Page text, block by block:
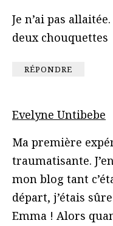
Je n’ai pas
deux chouquettes
RÉPONDRE
Evelyne Untibebe
Ma première
traumatisante.
mon blog tant
départ, j’étais
Emma ! Alors